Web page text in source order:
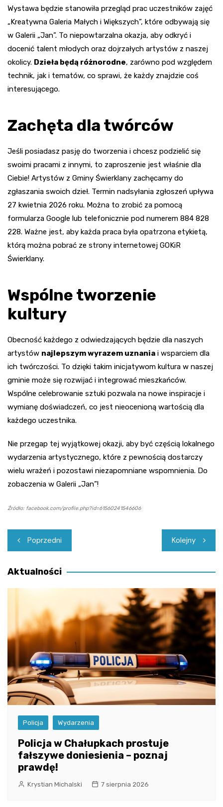
Wystawa będzie stanowiła przegląd prac uczestników zajęć
„Kreatywna Galeria Małych i Większych”, które odbywają się
w Galerii „Jan”. To niepowtarzalna okazja, aby odkryć i
docenić talent młodych oraz dojrzałych artystów z naszej
okolicy. Dzieła będą różnorodne, zarówno pod względem
technik, jak i tematów, co sprawi, że każdy znajdzie coś
interesującego.
Zachęta dla twórców
Jeśli posiadasz pasję do tworzenia i chcesz podzielić się
swoimi pracami z innymi, to zaproszenie jest właśnie dla
Ciebie! Artystów z Gminy Świerklany zachęcamy do
zgłaszania swoich dzieł. Termin nadsyłania zgłoszeń upływa
27 kwietnia 2026 roku. Można to zrobić za pomocą
formularza Google lub telefonicznie pod numerem 884 828
228. Ważne jest, aby każda praca była opatrzona etykietą,
którą można pobrać ze strony internetowej GOKiR
Świerklany.
Wspólne tworzenie
kultury
Obecność każdego z odwiedzających będzie dla naszych
artystów najlepszym wyrazem uznania i wsparciem dla
ich twórczości. To dzięki takim inicjatywom kultura w naszej
gminie może się rozwijać i integrować mieszkańców.
Wspólne celebrowanie sztuki pozwala na nowe inspiracje i
wymianę doświadczeń, co jest nieocenioną wartością dla
każdego uczestnika.
Nie przegap tej wyjątkowej okazji, aby być częścią lokalnego
wydarzenia artystycznego, które z pewnością dostarczy
wielu wrażeń i pozostawi niezapomniane wspomnienia. Do
zobaczenia w Galerii „Jan”!
Źródło: facebook.com/profile.php?id=61560241546606
Nawigacja
wpisu
Poprzedni Kolejny
Aktualności
Policja Wydarzenia
Policja w Chałupkach prostuje
fałszywe doniesienia – poznaj
prawdę!
Krystian Michalski 7 sierpnia 2026